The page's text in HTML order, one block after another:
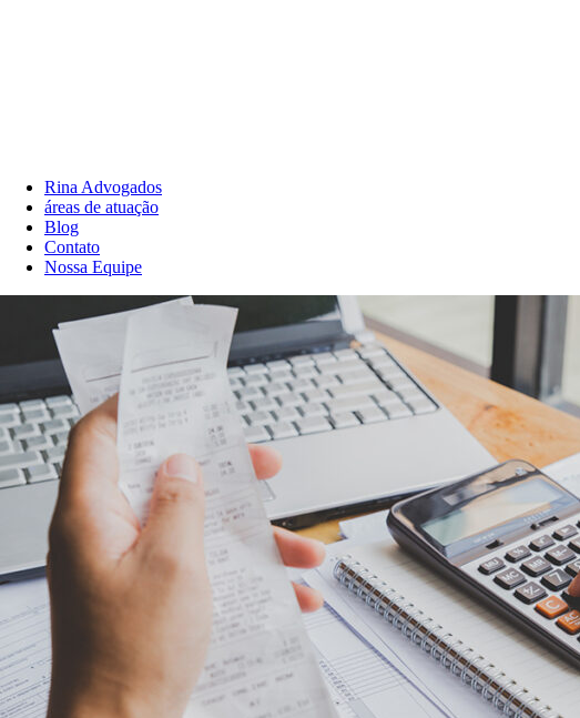
Rina Advogados
áreas de atuação
Blog
Contato
Nossa Equipe